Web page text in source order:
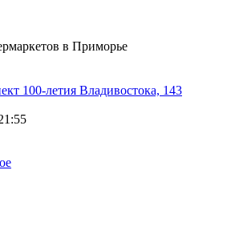
в Приморье
100-летия Владивостока, 143